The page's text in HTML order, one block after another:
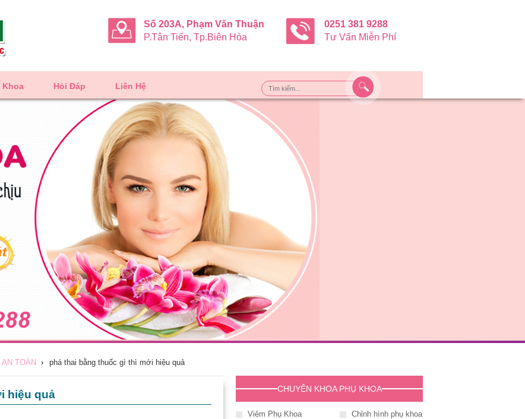
Số 203A, Phạm Văn Thuận
P.Tân Tiến, Tp.Biên Hòa
0251 381 9288
Tư Vấn Miễn Phí
Khoa Hỏi Đáp Liên Hệ
TOÀN › phá thai bằng thuốc gì thì mới hiệu quả
hiệu quả CHUYÊN KHOA PHỤ KHOA
Viêm Phụ Khoa Chỉnh hình phụ khoa